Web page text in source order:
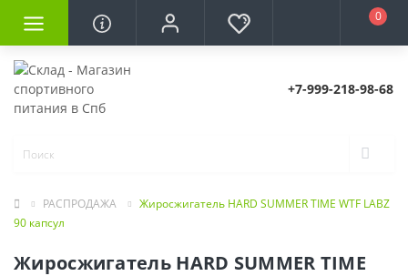
0
+7-999-218-98-68
РАСПРОДАЖА
Жиросжигатель HARD SUMMER TIME WTF LABZ
90 капсул
Жиросжигатель HARD SUMMER TIME